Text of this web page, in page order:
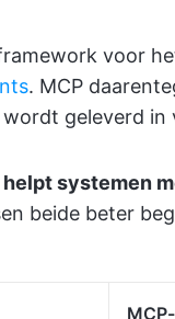
voor
. MCP
geleverd in
systemen
beide beter